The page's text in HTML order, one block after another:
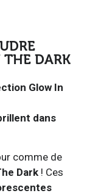
DARK
Glow In
dans
comme de
Dark ! Ces